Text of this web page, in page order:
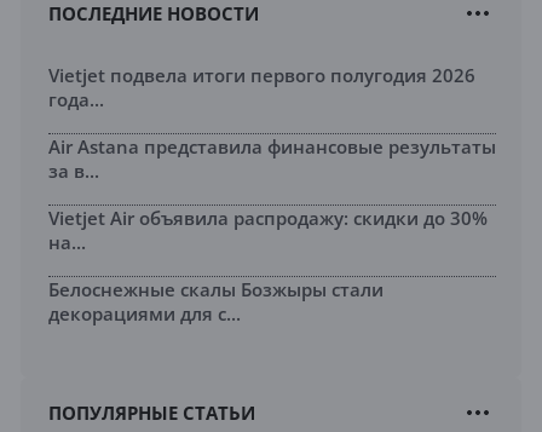
ПОСЛЕДНИЕ НОВОСТИ
Vietjet подвела итоги первого полугодия 2026
года...
Air Astana представила финансовые результаты
за в...
Vietjet Air объявила распродажу: скидки до 30%
на...
Белоснежные скалы Бозжыры стали
декорациями для с...
ПОПУЛЯРНЫЕ СТАТЬИ